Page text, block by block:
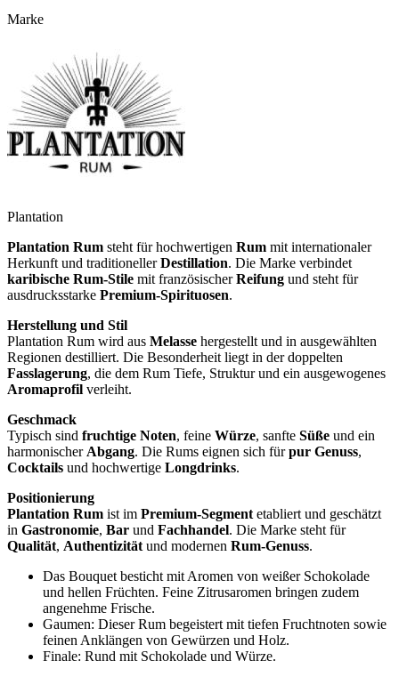
Marke
Plantation
Plantation Rum steht für hochwertigen Rum mit internationaler
Herkunft und traditionellerDestillation. Die Marke verbindet
karibische Rum‑Stile mit französischerReifung und steht für
ausdrucksstarke Premium‑Spirituosen.
Herstellung und Stil
Plantation Rum wird aus Melasse hergestellt und in ausgewählten
Regionen destilliert. Die Besonderheit liegt in der doppelten
Fasslagerung, die dem Rum Tiefe, Struktur und ein ausgewogenes
Aromaprofil verleiht.
Geschmack
Typisch sind fruchtige Noten, feine Würze, sanfte Süße und ein
harmonischer Abgang. Die Rums eignen sich fürpur Genuss,
Cocktails und hochwertige Longdrinks.
Positionierung
Plantation Rum ist im Premium‑Segment etabliert und geschätzt
in Gastronomie, Bar und Fachhandel. Die Marke steht für
Qualität, Authentizität und modernen Rum‑Genuss.
Das Bouquet besticht mit Aromen von weißer Schokolade
und hellen Früchten. Feine Zitrusaromen bringen zudem
angenehme Frische.
Gaumen: Dieser Rum begeistert mit tiefen Fruchtnoten sowie
feinen Anklängen von Gewürzen und Holz.
Finale: Rund mit Schokolade und Würze.